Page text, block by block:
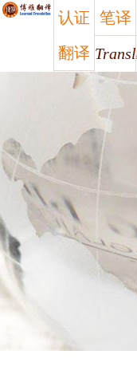
认证
翻译
Certified
翻译
笔译
笔译